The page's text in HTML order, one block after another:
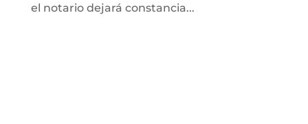
el notario dejará constancia...